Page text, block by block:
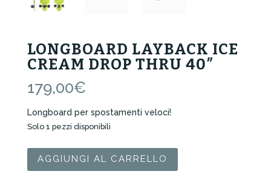
LONGBOARD LAYBACK ICE
CREAM DROP THRU 40″
179,00€
Longboard per spostamenti veloci!
Solo 1 pezzi disponibili
Longboard
Layback
AGGIUNGI AL CARRELLO